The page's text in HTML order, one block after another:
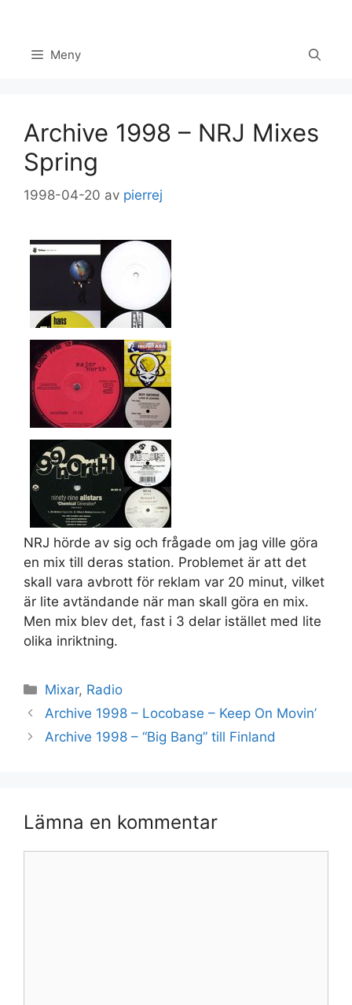
innehåll Meny
Archive 1998 – NRJ Mixes
Spring
1998-04-20 av pierrej
NRJ hörde av sig och frågade om jag ville göra
en mix till deras station. Problemet är att det
skall vara avbrott för reklam var 20 minut, vilket
är lite avtändande när man skall göra en mix.
Men mix blev det, fast i 3 delar istället med lite
olika inriktning.
Kategorier
Mixar, Radio
Archive 1998 – Locobase – Keep On Movin’
Archive 1998 – “Big Bang” till Finland
Lämna en kommentar